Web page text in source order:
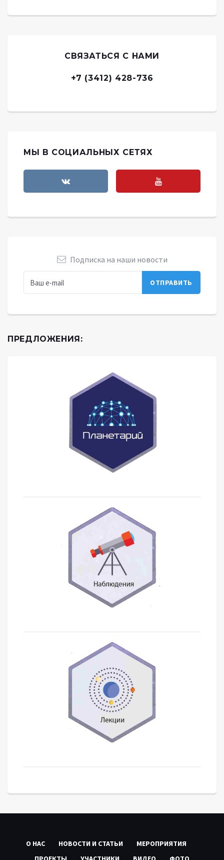
СВЯЗАТЬСЯ С НАМИ
+7 (3412) 428-736
МЫ В СОЦИАЛЬНЫХ СЕТЯХ
Подписка на наши новости
ПРЕДЛОЖЕНИЯ:
О НАС НОВОСТИ И СТАТЬИ
МЕРОПРИЯТИЯ